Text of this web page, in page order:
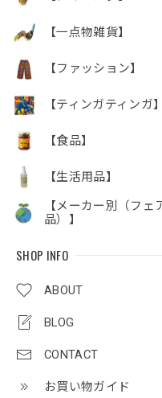
【一点物雑貨】
【ファッション】
【ティンガティンガ】
【食品】
【生活用品】
【メーカー別（フ
品）】
SHOP INFO
ABOUT
BLOG
CONTACT
お買い物ガイド